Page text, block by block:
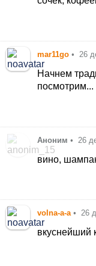
mar11go • 26
Начнем
посмотрим...
Аноним • 26
вино,
volna-a-a • 26
вкуснейший